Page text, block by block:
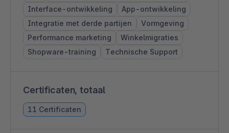
Interface-ontwikkeling
App-ontwikkeling
Integratie met derde partijen
Vormgeving
Performance marketing
Winkelmigraties
Shopware-training
Technische Support
Certificaten, totaal
11 Certificaten